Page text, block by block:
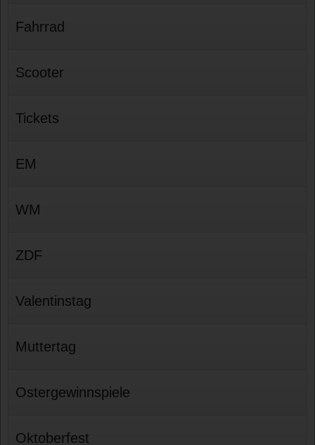
Fahrrad
Scooter
Tickets
EM
WM
ZDF
Valentinstag
Muttertag
Ostergewinnspiele
Oktoberfest